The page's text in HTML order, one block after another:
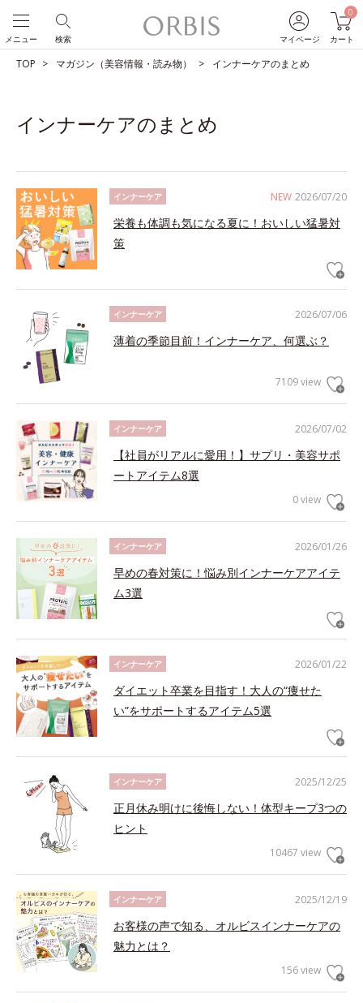
マイページ
0
カート
検索
メニュー
TOP マガジン（美容情報・読み物） インナーケアのまとめ
インナーケアのまとめ
NEW 2026/07/20
インナーケア
栄養も体調も気になる夏に！おいしい猛暑対
策
2026/07/06
インナーケア
薄着の季節目前！インナーケア、何選ぶ？
7109 view
2026/07/02
インナーケア
【社員がリアルに愛用！】サプリ・美容サポ
ートアイテム8選
0 view
2026/01/26
インナーケア
早めの春対策に！悩み別インナーケアアイテ
ム3選
2026/01/22
インナーケア
ダイエット卒業を目指す！大人の“痩せた
い”をサポートするアイテム5選
2025/12/25
インナーケア
正月休み明けに後悔しない！体型キープ3つの
ヒント
10467 view
2025/12/19
インナーケア
お客様の声で知る、オルビスインナーケアの
魅力とは？
156 view